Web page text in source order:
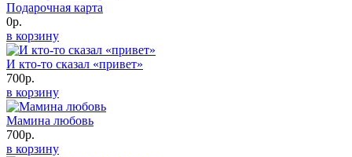
Подарочная карта
0р.
в корзину
И кто-то сказал «привет»
700р.
в корзину
Мамина любовь
700р.
в корзину